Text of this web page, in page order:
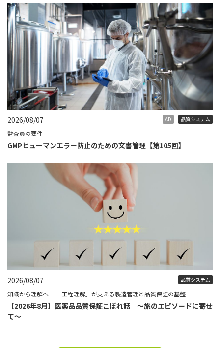
2026/08/07 AD 品質システム
監査員の要件
GMPヒューマンエラー防止のための文書管理【第105回】
2026/08/07 品質システム
知識から理解へ ―「工程理解」が支える製造管理と品質保証の基盤―
【2026年8月】医薬品品質保証こぼれ話 ～旅のエピソードに寄せ
て～